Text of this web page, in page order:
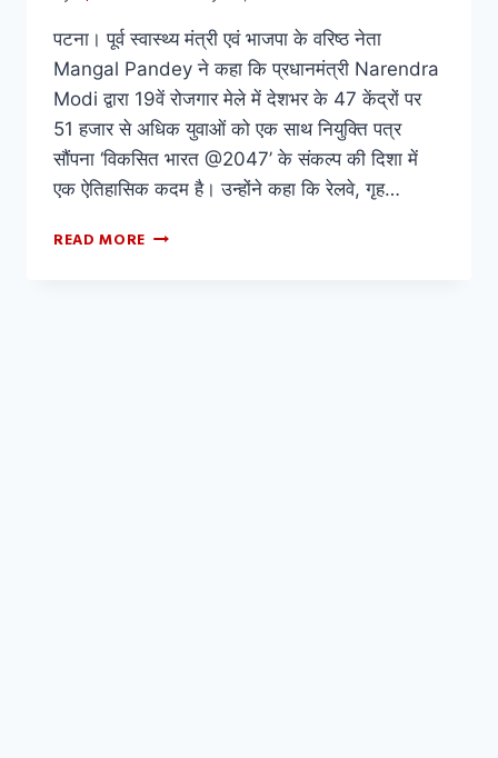
पटना। पूर्व स्वास्थ्य मंत्री एवं भाजपा के वरिष्ठ नेता
Mangal Pandey ने कहा कि प्रधानमंत्री Narendra
Modi द्वारा 19वें रोजगार मेले में देशभर के 47 केंद्रों पर
51 हजार से अधिक युवाओं को एक साथ नियुक्ति पत्र
सौंपना ‘विकसित भारत @2047’ के संकल्प की दिशा में
एक ऐतिहासिक कदम है। उन्होंने कहा कि रेलवे, गृह…
READ MORE